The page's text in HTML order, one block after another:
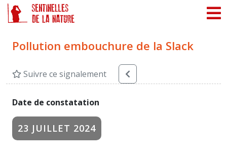
Pollution embouchure de la Slack
Suivre ce signalement
Date de constatation
23 JUILLET 2024
Panneau de gestion des cookies